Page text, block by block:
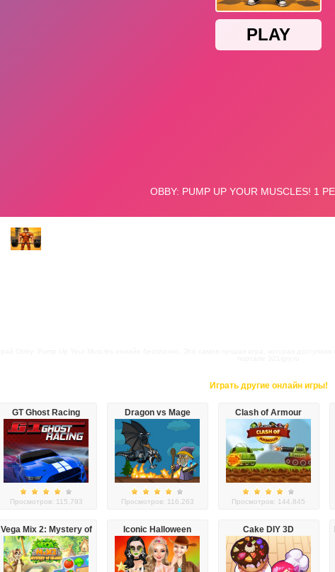
Играть другие онлайн игры!
GT Ghost Racing
Просмотров: 115,793
Dragon vs Mage
Просмотров: 116,263
Clash of Armour
Просмотров: 144,845
Vega Mix 2: Mystery of
Island
Iconic Halloween
Costumes
Cake DIY 3D